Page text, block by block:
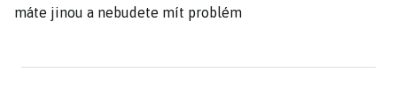
máte jinou a nebudete mít problém